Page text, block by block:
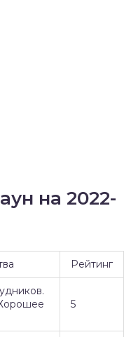
на 2022-
Рейтинг
5